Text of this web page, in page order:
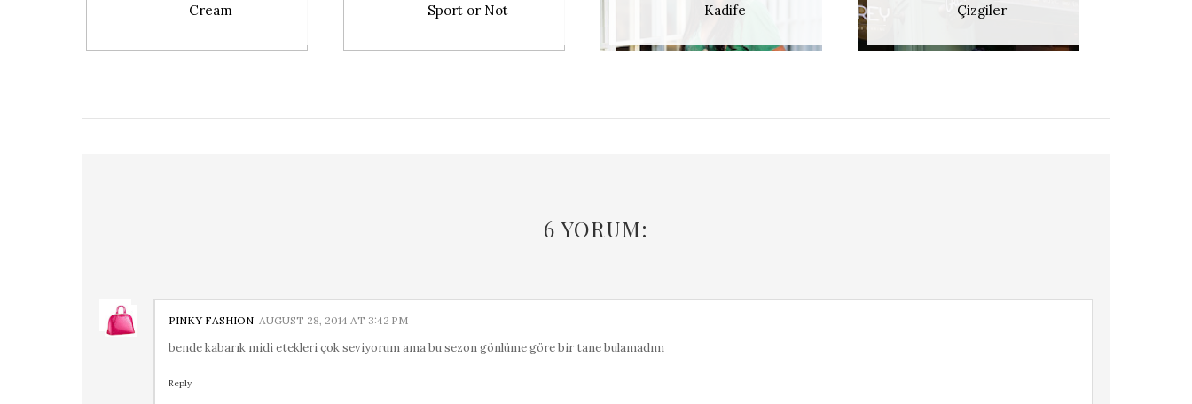
Cream Sport or Not Kadife Çizgiler
6 YORUM:
PINKY FASHION AUGUST 28, 2014 AT 3:42 PM
bende kabarık midi etekleri çok seviyorum ama bu sezon gönlüme göre bir tane bulamadım
Reply